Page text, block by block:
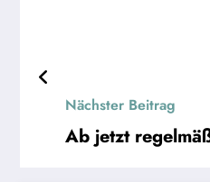
Nächster Beitrag
Ab jetzt